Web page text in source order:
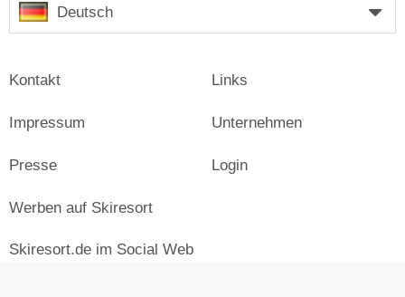
Deutsch
Kontakt
Impressum
Presse
Links
Unternehmen
Login
Werben auf Skiresort
Skiresort.de im Social Web